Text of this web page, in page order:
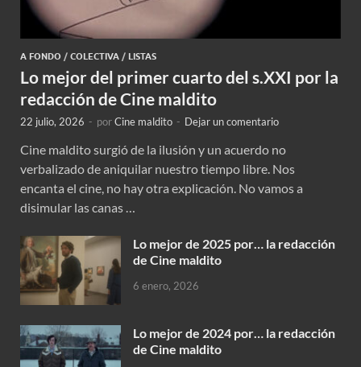
A FONDO / COLECTIVA / LISTAS
Lo mejor del primer cuarto del s.XXI por la
redacción de Cine maldito
22 julio, 2026 - porCine maldito - Dejar un comentario
Cine maldito surgió de la ilusión y un acuerdo no
verbalizado de aniquilar nuestro tiempo libre. Nos
encanta el cine, no hay otra explicación. No vamos a
disimular las canas …
Lo mejor de 2025 por… la redacción
de Cine maldito
6 enero, 2026
Lo mejor de 2024 por… la redacción
de Cine maldito